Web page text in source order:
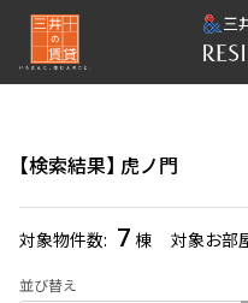
検索結果 虎ノ門
対象物件数 7 棟 対象お部
並び替え
再検索ナビゲーション
選択中の路線
銀座線
(494)